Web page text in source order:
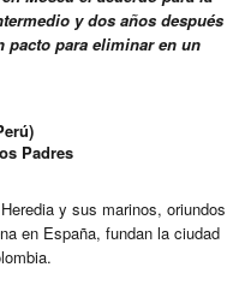
y dos años después
pacto para eliminar en un
Padres
y sus marinos, oriundos
en España, fundan la ciudad